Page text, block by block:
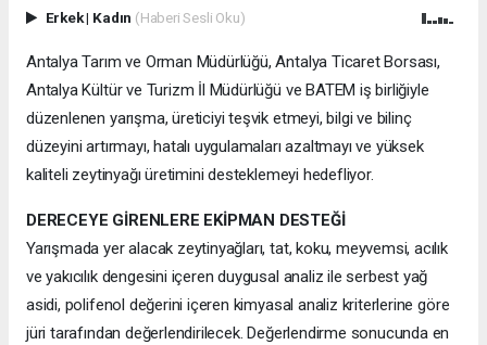
Erkek| Kadın (Haberi Sesli Oku)
Antalya Tarım ve Orman Müdürlüğü, Antalya Ticaret Borsası,
Antalya Kültür ve Turizm İl Müdürlüğü ve BATEM iş birliğiyle
düzenlenen yarışma, üreticiyi teşvik etmeyi, bilgi ve bilinç
düzeyini artırmayı, hatalı uygulamaları azaltmayı ve yüksek
kaliteli zeytinyağı üretimini desteklemeyi hedefliyor.
DERECEYE GİRENLERE EKİPMAN DESTEĞİ
Yarışmada yer alacak zeytinyağları, tat, koku, meyvemsi, acılık
ve yakıcılık dengesini içeren duygusal analiz ile serbest yağ
asidi, polifenol değerini içeren kimyasal analiz kriterlerine göre
jüri tarafından değerlendirilecek. Değerlendirme sonucunda en